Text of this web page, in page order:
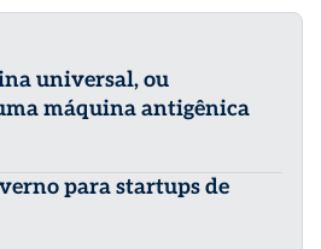
universal, ou
máquina antigênica
para startups de